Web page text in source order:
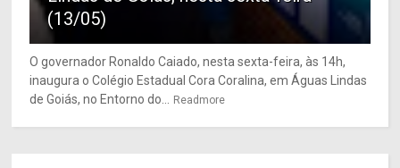
(13/05)
O governador Ronaldo Caiado, nesta sexta-feira, às 14h,
inaugura o Colégio Estadual Cora Coralina, em Águas Lindas
de Goiás, no Entorno do... Readmore